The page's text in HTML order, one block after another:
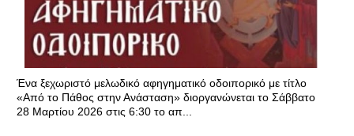
Ένα ξεχωριστό μελωδικό αφηγηματικό οδοιπορικό με τίτλο
«Από το Πάθος στην Ανάσταση» διοργανώνεται το Σάββατο
28 Μαρτίου 2026 στις 6:30 το απ...